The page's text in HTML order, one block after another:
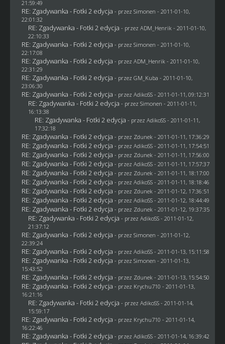
21:59:49
RE: Zgadywanka - Fotki 2 edycja - przez Simonen - 2011-01-10,
22:01:32
RE: Zgadywanka - Fotki 2 edycja - przez ADM_Henrik - 2011-01-10,
22:10:33
RE: Zgadywanka - Fotki 2 edycja - przez Simonen - 2011-01-10,
22:17:08
RE: Zgadywanka - Fotki 2 edycja - przez ADM_Henrik - 2011-01-10,
22:31:29
RE: Zgadywanka - Fotki 2 edycja - przez GM_Kuba - 2011-01-10,
23:06:30
RE: Zgadywanka - Fotki 2 edycja - przez AdikoSS - 2011-01-11, 09:12:31
RE: Zgadywanka - Fotki 2 edycja - przez Simonen - 2011-01-11,
16:13:38
RE: Zgadywanka - Fotki 2 edycja - przez AdikoSS - 2011-01-11,
17:32:18
RE: Zgadywanka - Fotki 2 edycja - przez Zdunek - 2011-01-11, 17:36:29
RE: Zgadywanka - Fotki 2 edycja - przez AdikoSS - 2011-01-11, 17:54:51
RE: Zgadywanka - Fotki 2 edycja - przez Zdunek - 2011-01-11, 17:56:00
RE: Zgadywanka - Fotki 2 edycja - przez AdikoSS - 2011-01-11, 17:57:37
RE: Zgadywanka - Fotki 2 edycja - przez Zdunek - 2011-01-11, 18:17:00
RE: Zgadywanka - Fotki 2 edycja - przez AdikoSS - 2011-01-11, 18:18:46
RE: Zgadywanka - Fotki 2 edycja - przez Zdunek - 2011-01-12, 17:36:51
RE: Zgadywanka - Fotki 2 edycja - przez AdikoSS - 2011-01-12, 18:44:49
RE: Zgadywanka - Fotki 2 edycja - przez Zdunek - 2011-01-12, 19:37:35
RE: Zgadywanka - Fotki 2 edycja - przez AdikoSS - 2011-01-12,
21:37:12
RE: Zgadywanka - Fotki 2 edycja - przez Simonen - 2011-01-12,
22:39:24
RE: Zgadywanka - Fotki 2 edycja - przez AdikoSS - 2011-01-13, 15:11:58
RE: Zgadywanka - Fotki 2 edycja - przez Simonen - 2011-01-13,
15:43:52
RE: Zgadywanka - Fotki 2 edycja - przez Zdunek - 2011-01-13, 15:54:50
RE: Zgadywanka - Fotki 2 edycja - przez Krychu710 - 2011-01-13,
16:21:16
RE: Zgadywanka - Fotki 2 edycja - przez AdikoSS - 2011-01-14,
15:59:17
RE: Zgadywanka - Fotki 2 edycja - przez Krychu710 - 2011-01-14,
16:22:46
RE: Zgadywanka - Fotki 2 edycja - przez AdikoSS - 2011-01-14, 16:39:42